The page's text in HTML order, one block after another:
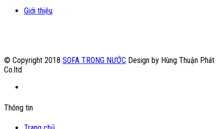
Giới thiệu
© Copyright 2018 SOFA TRONG NƯỚC Design by Hùng Thuận Phát
Co.ltd
Thông tin